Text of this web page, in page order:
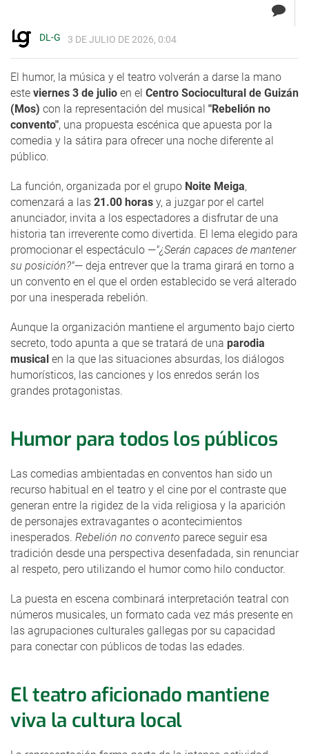
DL-G 3 DE JULIO DE 2026, 0:04
El humor, la música y el teatro volverán a darse la mano
este viernes 3 de julio en el Centro Sociocultural de Guizán
(Mos) con la representación del musical "Rebelión no
convento", una propuesta escénica que apuesta por la
comedia y la sátira para ofrecer una noche diferente al
público.
La función, organizada por el grupo Noite Meiga,
comenzará a las 21.00 horas y, a juzgar por el cartel
anunciador, invita a los espectadores a disfrutar de una
historia tan irreverente como divertida. El lema elegido para
promocionar el espectáculo —"¿Serán capaces de mantener
su posición?"— deja entrever que la trama girará en torno a
un convento en el que el orden establecido se verá alterado
por una inesperada rebelión.
Aunque la organización mantiene el argumento bajo cierto
secreto, todo apunta a que se tratará de una parodia
musical en la que las situaciones absurdas, los diálogos
humorísticos, las canciones y los enredos serán los
grandes protagonistas.
Humor para todos los públicos
Las comedias ambientadas en conventos han sido un
recurso habitual en el teatro y el cine por el contraste que
generan entre la rigidez de la vida religiosa y la aparición
de personajes extravagantes o acontecimientos
inesperados. Rebelión no convento parece seguir esa
tradición desde una perspectiva desenfadada, sin renunciar
al respeto, pero utilizando el humor como hilo conductor.
La puesta en escena combinará interpretación teatral con
números musicales, un formato cada vez más presente en
las agrupaciones culturales gallegas por su capacidad
para conectar con públicos de todas las edades.
El teatro aficionado mantiene
viva la cultura local